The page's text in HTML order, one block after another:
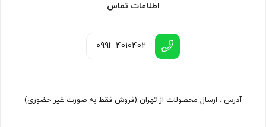
اطلاعات تماس
0991 4010402
آدرس : ارسال محصولات از تهران (فروش فقط به صورت غیر حضوری)